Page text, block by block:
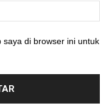
di browser ini untuk